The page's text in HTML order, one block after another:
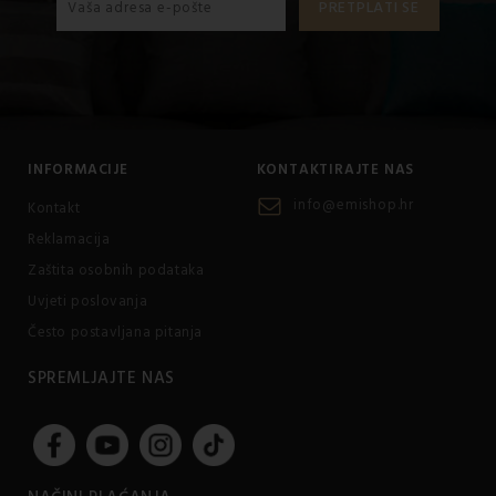
INFORMACIJE
Kontakt
Reklamacija
Zaštita osobnih podataka
Uvjeti poslovanja
Često postavljana pitanja
KONTAKTIRAJTE NAS
info@emishop.hr
SPREMLJAJTE NAS